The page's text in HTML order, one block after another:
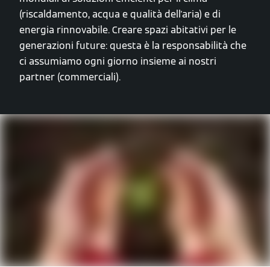
(riscaldamento, acqua e qualità dell'aria) e di
energia rinnovabile. Creare spazi abitativi per le
generazioni future: questa è la responsabilità che
ci assumiamo ogni giorno insieme ai nostri
partner (commerciali).